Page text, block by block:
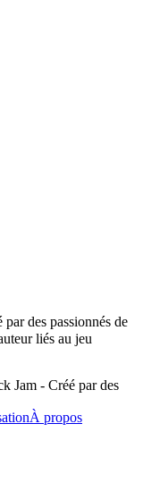
des passionnés de
liés au jeu
Jam - Créé par des
À propos